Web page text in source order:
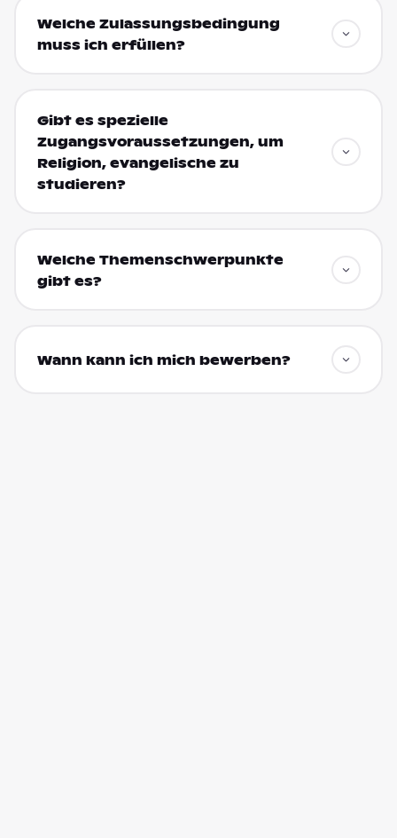
Welche Zulassungsbedingung
muss ich erfüllen?
Gibt es spezielle
Zugangsvoraussetzungen, um
Religion, evangelische zu
studieren?
Welche Themenschwerpunkte
gibt es?
Wann kann ich mich bewerben?